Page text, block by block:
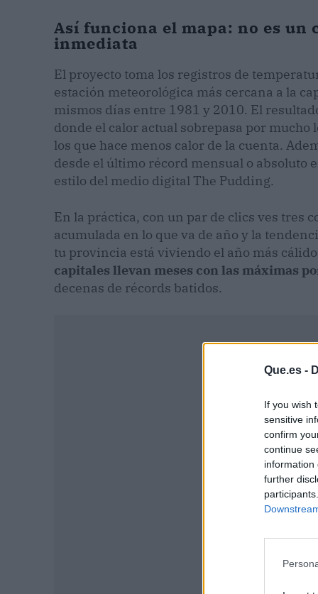
Que.es -
If you wish
sensitive
confirm
continue
information
further
Así funciona el mapa: no es
inmediata
El proyecto toma los registros de
estación meteorológica más cercana a la
mismos días entre 1981 y 2010. El
donde el calor actual sobrepasa por mucho
los que hace menos calor de la cuenta.
desde el último récord mensual o absoluto
estilo del medio digital The Pudding.
En la práctica, con un par de clics ves tres
acumulada en lo que va de año y la
tu provincia está viviendo el año más
capitales llevan meses con las máximas
decenas de récords batidos.